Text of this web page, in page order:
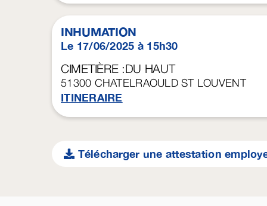
INHUMATION
Le 17/06/2025 à 15h30
CIMETIÈRE :DU HAUT
51300 CHATELRAOULD ST LOUVENT
ITINERAIRE
Télécharger une attestation